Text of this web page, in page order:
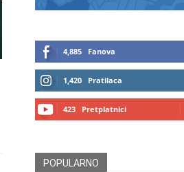
4,885 Fanova
1,420 Pratilaca
423 Pretplatnici
POPULARNO